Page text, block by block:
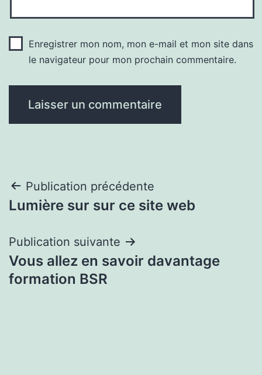
Enregistrer mon nom, mon e-mail et mon site dans
le navigateur pour mon prochain commentaire.
Navigation
de
l’article
Publication précédente
Lumière sur sur ce site web
Publication suivante
Vous allez en savoir davantage
formation BSR